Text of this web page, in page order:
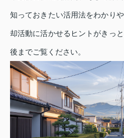
知っておきたい活用法をわかり
却活動に活かせるヒントがきっ
後までご覧ください。